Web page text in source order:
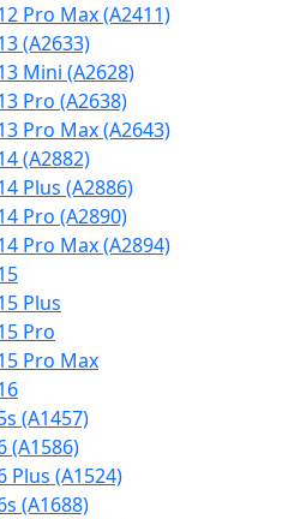
Pro Max (A2411)
(A2633)
Mini (A2628)
Pro (A2638)
Pro Max (A2643)
(A2882)
Plus (A2886)
Pro (A2890)
Pro Max (A2894)
Plus
Pro
Pro Max
(A1457)
(A1586)
Plus (A1524)
(A1688)